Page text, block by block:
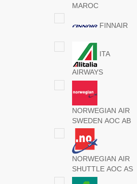
MAROC
FINNAIR
ITA
AIRWAYS
NORWEGIAN AIR
SWEDEN AOC AB
NORWEGIAN AIR
SHUTTLE AOC AS